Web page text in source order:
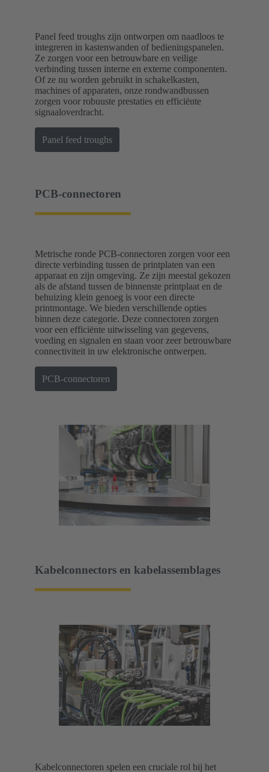
Panel feed troughs zijn ontworpen om naadloos te
integreren in kastenwanden of bedieningspanelen.
Ze zorgen voor een betrouwbare en veilige
verbinding tussen interne en externe componenten.
Of ze nu worden gebruikt in schakelkasten,
machines of apparaten, onze rondwandbussen
zorgen voor robuuste prestaties en efficiënte
signaaloverdracht.
Panel feed troughs
PCB-connectoren
Metrische ronde PCB-connectoren zorgen voor een
directe verbinding tussen de printplaten van een
apparaat en zijn omgeving. Ze zijn meestal gekozen
als de afstand tussen de binnenste printplaat en de
behuizing klein genoeg is voor een directe
printmontage. We bieden verschillende opties
binnen deze categorie. Deze connectoren zorgen
voor een efficiënte uitwisseling van gegevens,
voeding en signalen en staan voor zeer betrouwbare
connectiviteit in uw elektronische ontwerpen.
PCB-connectoren
Kabelconnectors en kabelassemblages
Kabelconnectoren spelen een cruciale rol bij het